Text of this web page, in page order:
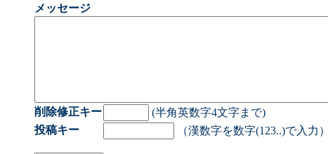
メッセージ
削除修正キー
(半角英数字4文字まで)
投稿キー
（漢数字を数字(123..)で入力）